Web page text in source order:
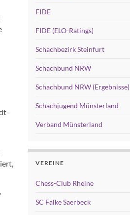
FIDE
FIDE (ELO-Ratings)
Schachbezirk Steinfurt
Schachbund NRW
Schachbund NRW (Ergebnisse)
Schachjugend Münsterland
Verband Münsterland
VEREINE
Chess-Club Rheine
SC Falke Saerbeck